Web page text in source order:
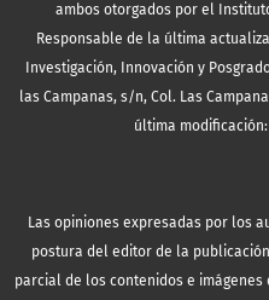
ambos otorgados por el
Responsable de la última
Investigación, Innovación y
las Campanas, s/n, Col. Las
última modificación:
Las opiniones expresadas por los
postura del editor de la
parcial de los contenidos e